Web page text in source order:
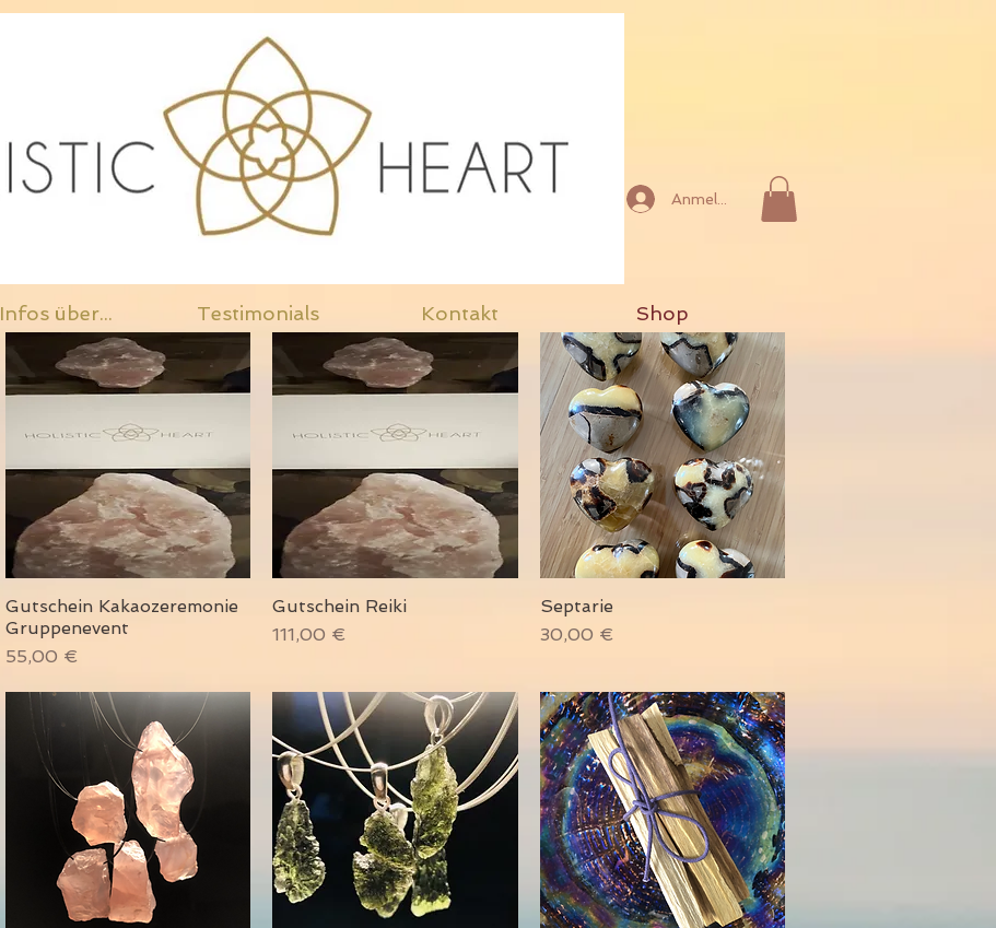
Anmelden
Infos über... Testimonials Kontakt Shop
Schnellansicht
Gutschein Kakaozeremonie
Gruppenevent
Preis
55,00 €
Schnellansicht
Gutschein Reiki
Preis
111,00 €
Schnellansicht
Septarie
Preis
30,00 €